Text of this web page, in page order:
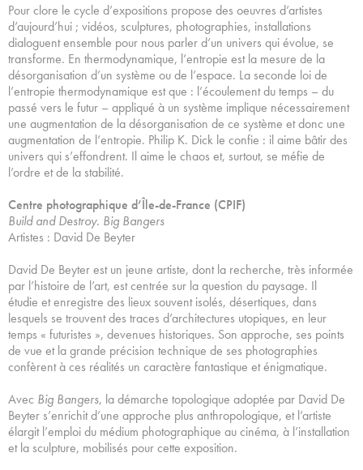
Pour clore le cycle d’expositions propose des oeuvres d’artistes
d’aujourd’hui ; vidéos, sculptures, photographies, installations
dialoguent ensemble pour nous parler d’un univers qui évolue, se
transforme. En thermodynamique, l’entropie est la mesure de la
désorganisation d’un système ou de l’espace. La seconde loi de
l’entropie thermodynamique est que : l’écoulement du temps – du
passé vers le futur – appliqué à un système implique nécessairement
une augmentation de la désorganisation de ce système et donc une
augmentation de l’entropie. Philip K. Dick le confie : il aime bâtir des
univers qui s’effondrent. Il aime le chaos et, surtout, se méfie de
l’ordre et de la stabilité.
Centre photographique d’Île-de-France (CPIF)
Build and Destroy. Big Bangers
Artistes : David De Beyter
David De Beyter est un jeune artiste, dont la recherche, très informée
par l’histoire de l’art, est centrée sur la question du paysage. Il
étudie et enregistre des lieux souvent isolés, désertiques, dans
lesquels se trouvent des traces d’architectures utopiques, en leur
temps « futuristes », devenues historiques. Son approche, ses points
de vue et la grande précision technique de ses photographies
confèrent à ces réalités un caractère fantastique et énigmatique.
Avec Big Bangers, la démarche topologique adoptée par David De
Beyter s’enrichit d’une approche plus anthropologique, et l’artiste
élargit l’emploi du médium photographique au cinéma, à l’installation
et la sculpture, mobilisés pour cette exposition.